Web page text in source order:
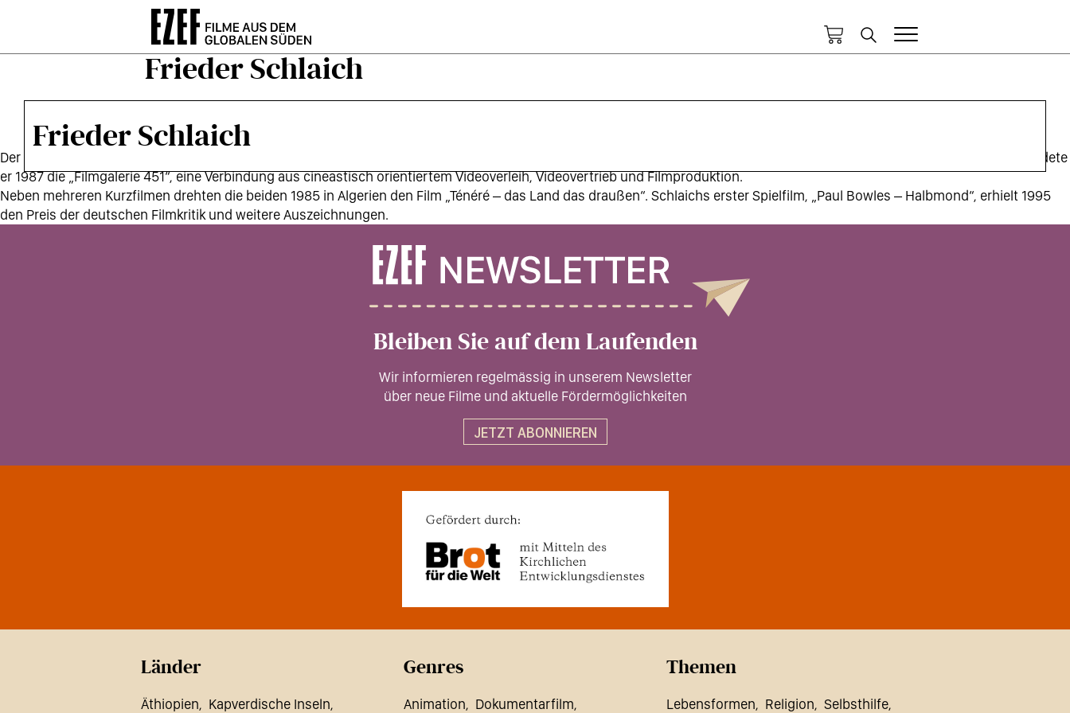
Frieder Schlaich
Frieder Schlaich
Der 1961 in Stuttgart geborene Frieder Schlaich studierte visuelle Kommunikation an der Hochschule für bildende Künste in Hamburg. Zusammen mit Irene von Alberti gründete
er 1987 die „Filmgalerie 451“, eine Verbindung aus cineastisch orientiertem Videoverleih, Videovertrieb und Filmproduktion.
Neben mehreren Kurzfilmen drehten die beiden 1985 in Algerien den Film „Ténéré – das Land das draußen“. Schlaichs erster Spielfilm, „Paul Bowles – Halbmond“, erhielt 1995
den Preis der deutschen Filmkritik und weitere Auszeichnungen.
Bleiben Sie auf dem Laufenden
Wir informieren regelmässig in unserem Newsletter
über neue Filme und aktuelle Fördermöglichkeiten
JETZT ABONNIEREN
Länder
Äthiopien Kapverdische Inseln
Genres
Animation Dokumentarfilm
Themen
Lebensformen Religion Selbsthilfe